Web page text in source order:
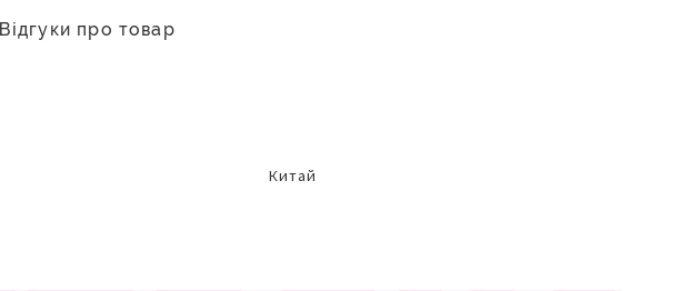
Відгуки про товар
Китай